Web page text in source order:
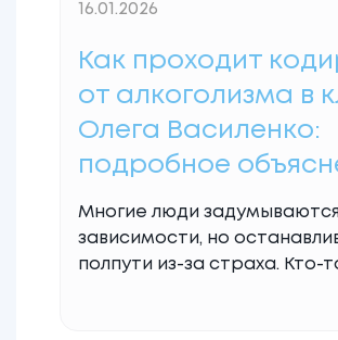
16.01.2026
Как проходит
от алкоголизма в
Олега Василенко:
подробное
Многие люди
зависимости, но
полпути из-за страха. Кто-